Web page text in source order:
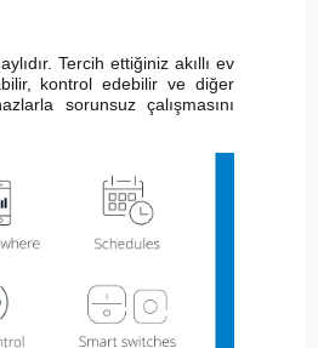
Tercih ettiğiniz akıllı ev
kontrol edebilir ve diğer
sorunsuz çalışmasını